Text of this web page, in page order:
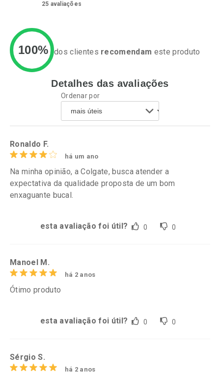
Ativar Desconto
Comprar sem Desconto
Por R$ 21,11/cada
Comprar sem Desconto
Ativar Desconto
Comprar sem Desconto
Por R$ 19,79/cada
25 avaliações
100% dos clientes recomendam este produto
Detalhes das avaliações
Ordenar por
Ronaldo F.
há um ano
Na minha opinião, a Colgate, busca atender a
expectativa da qualidade proposta de um bom
enxaguante bucal.
esta avaliação foi útil? 0 0
Manoel M.
há 2 anos
Ótimo produto
esta avaliação foi útil? 0 0
Sérgio S.
há 2 anos